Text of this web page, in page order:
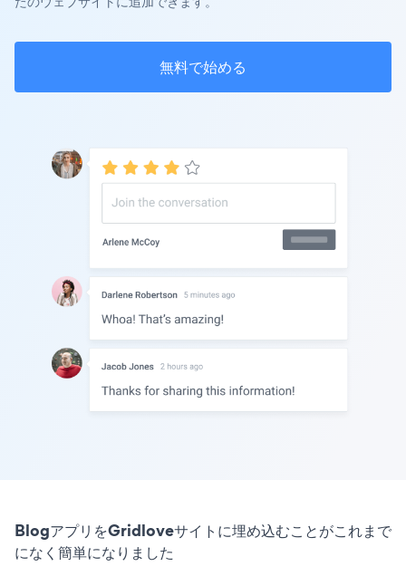
無料で始める
BlogアプリをGridloveサイトに埋め込むことがこれまで
になく簡単になりました